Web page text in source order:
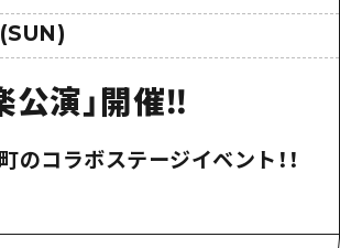
び・体験
史・文化
し
島周辺
口県東部
帰り
口県東部
媛県
根県
設の混雑状況のお知らせ
荷物預かり・配送サービス
島おもてなしパス
わせ
校関係者の皆さま
公演」開催‼
のコラボステージイベント！！